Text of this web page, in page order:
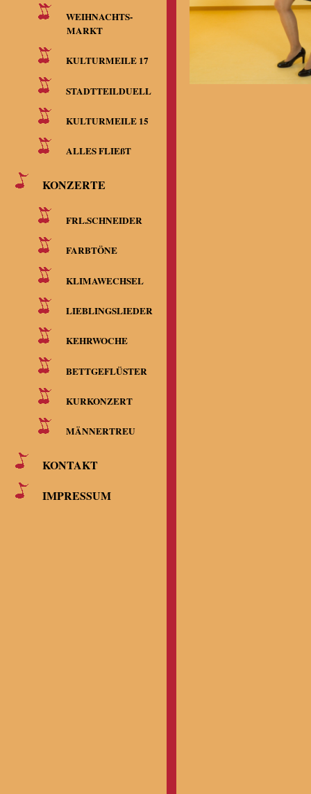
WEIHNACHTS-
MARKT
KULTURMEILE 17
STADTTEILDUELL
KULTURMEILE 15
ALLES FLIEßT
KONZERTE
FRL.SCHNEIDER
FARBTÖNE
KLIMAWECHSEL
LIEBLINGSLIEDER
KEHRWOCHE
BETTGEFLÜSTER
KURKONZERT
MÄNNERTREU
KONTAKT
IMPRESSUM